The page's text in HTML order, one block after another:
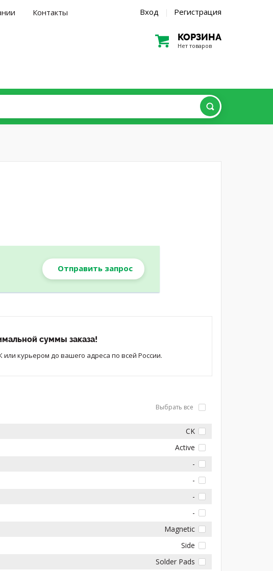
Контакты Вход | Регистрация
КОРЗИНА
Нет товаров
Отправить запрос
суммы заказа!
курьером до вашего адреса по всей России.
Выбрать все
CK
Active
-
-
-
-
Magnetic
Side
Solder Pads